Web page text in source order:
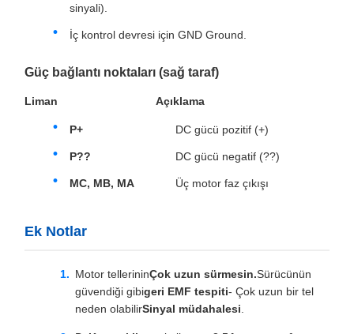
sinyali).
İç kontrol devresi için GND Ground.
Güç bağlantı noktaları (sağ taraf)
Liman Açıklama
P+ DC gücü pozitif (+)
P?? DC gücü negatif (??)
MC, MB, MA Üç motor faz çıkışı
Ek Notlar
Motor tellerininÇok uzun sürmesin.Sürücünün
güvendiği gibigeri EMF tespiti- Çok uzun bir tel
neden olabilirSinyal müdahalesi